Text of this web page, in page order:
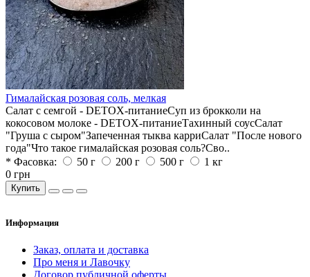
Гималайская розовая соль, мелкая
Салат с семгой - DETOX-питаниеСуп из брокколи на
кокосовом молоке - DETOX-питаниеТахинный соусСалат
"Груша с сыром"Запеченная тыква карриСалат "После нового
года"Что такое гималайская розовая соль?Сво..
* Фасовка:
50 г 200 г 500 г
1 кг
0 грн
Купить
Информация
Заказ, оплата и доставка
Про меня и Лавочку